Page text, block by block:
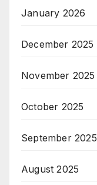
January 2026
December 2025
November 2025
October 2025
September 2025
August 2025